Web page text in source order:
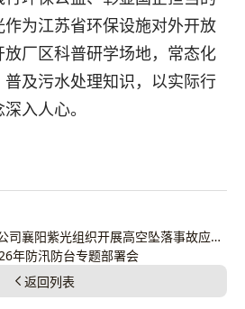
为江苏省环保设施对外开放
厂区科普研学场地，常态化
及污水处理知识，以实际行
入人心。
阳紫光组织开展高空坠落事故应急演练活动
年防汛防台专题部署会
返回列表